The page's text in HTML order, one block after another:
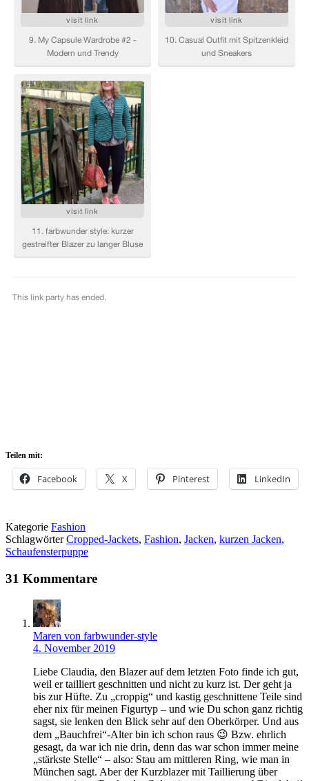
Teilen mit:
Facebook X Pinterest LinkedIn
Kategorie Fashion
SchlagwörterCropped-Jackets, Fashion, Jacken, kurzen Jacken,
Schaufensterpuppe
31 Kommentare
Maren von farbwunder-style
4. November 2019
Liebe Claudia, den Blazer auf dem letzten Foto finde ich gut,
weil er tailliert geschnitten und nicht zu kurz ist. Der geht ja
bis zur Hüfte. Zu „croppig“ und kastig geschnittene Teile sind
eher nix für meinen Figurtyp – und wie Du schon ganz richtig
sagst, sie lenken den Blick sehr auf den Oberkörper. Und aus
dem „Bauchfrei“-Alter bin ich schon raus 😉 Bzw. ehrlich
gesagt, da war ich nie drin, denn das war schon immer meine
„stärkste Stelle“ – also: Stau am mittleren Ring, wie man in
München sagt. Aber der Kurzblazer mit Taillierung über